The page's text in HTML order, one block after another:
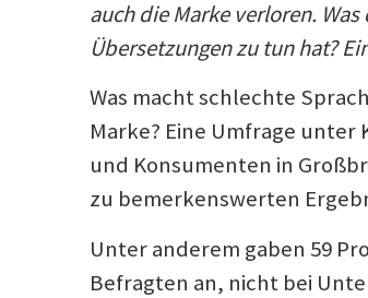
auch die Marke verloren.
Übersetzungen zu tun hat?
Was macht schlechte
Marke? Eine Umfrage unter
und Konsumenten in
zu bemerkenswerten
Unter anderem gaben 59
Befragten an, nicht bei